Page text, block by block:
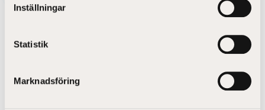
Inställningar
Statistik
Marknadsföring
Internatet